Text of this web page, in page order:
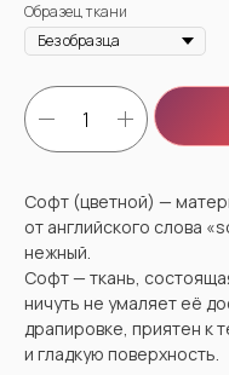
Образец ткани
Софт (цветной) —
от английского слова
нежный.
Софт — ткань,
ничуть не умаляет её
драпировке, приятен к
и гладкую поверхность.
ВАМ МОЖЕТ